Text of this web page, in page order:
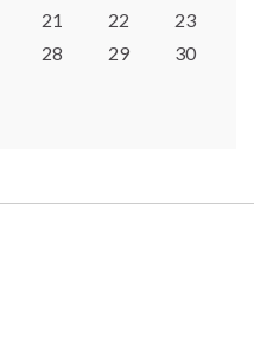
21 22
23
28 29
30